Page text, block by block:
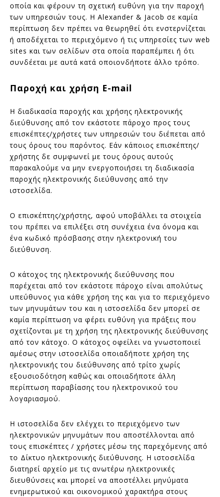
οποία και φέρουν τη σχετική ευθύνη για την παροχή
των υπηρεσιών τους. Η Alexander & Jacob σε καμία
περίπτωση δεν πρέπει να θεωρηθεί ότι ενστερνίζεται
ή αποδέχεται το περιεχόμενο ή τις υπηρεσίες των web
sites και των σελίδων στα οποία παραπέμπει ή ότι
συνδέεται με αυτά κατά οποιονδήποτε άλλο τρόπο.
Παροχή και χρήση E-mail
Η διαδικασία παροχής και χρήσης ηλεκτρονικής
διεύθυνσης από τον εκάστοτε πάροχο προς τους
επισκέπτες/χρήστες των υπηρεσιών του διέπεται από
τους όρους του παρόντος. Εάν κάποιος επισκέπτης/
χρήστης δε συμφωνεί με τους όρους αυτούς
παρακαλούμε να μην ενεργοποιήσει τη διαδικασία
παροχής ηλεκτρονικής διεύθυνσης από την
ιστοσελίδα.
Ο επισκέπτης/χρήστης, αφού υποβάλλει τα στοιχεία
του πρέπει να επιλέξει στη συνέχεια ένα όνομα και
ένα κωδικό πρόσβασης στην ηλεκτρονική του
διεύθυνση.
Ο κάτοχος της ηλεκτρονικής διεύθυνσης που
παρέχεται από τον εκάστοτε πάροχο είναι απολύτως
υπεύθυνος για κάθε χρήση της και για το περιεχόμενο
των μηνυμάτων του και η ιστοσελίδα δεν μπορεί σε
καμία περίπτωση να φέρει ευθύνη για πράξεις που
σχετίζονται με τη χρήση της ηλεκτρονικής διεύθυνσης
από τον κάτοχο. Ο κάτοχος οφείλει να γνωστοποιεί
αμέσως στην ιστοσελίδα οποιαδήποτε χρήση της
ηλεκτρονικής του διεύθυνσης από τρίτο χωρίς
εξουσιοδότηση καθώς και οποιαδήποτε άλλη
περίπτωση παραβίασης του ηλεκτρονικού του
λογαριασμού.
Η ιστοσελίδα δεν ελέγχει το περιεχόμενο των
ηλεκτρονικών μηνυμάτων που αποστέλλονται από
τους επισκέπτες / χρήστες μέσω της παρεχόμενης από
το Δίκτυο ηλεκτρονικής διεύθυνσης. Η ιστοσελίδα
διατηρεί αρχείο με τις ανωτέρω ηλεκτρονικές
διευθύνσεις και μπορεί να αποστέλλει μηνύματα
ενημερωτικού και οικονομικού χαρακτήρα στους